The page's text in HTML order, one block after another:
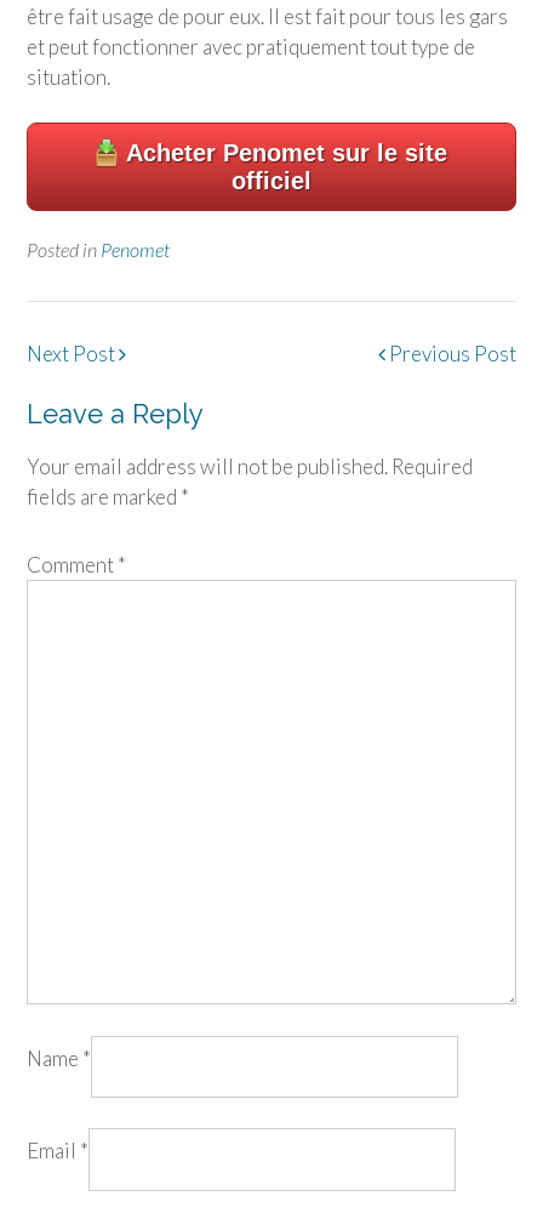
être fait usage de pour eux. Il est fait pour tous les gars
et peut fonctionner avec pratiquement tout type de
situation.
Acheter Penomet sur le site
officiel
Posted in Penomet
Post
Previous Post
Next Post
Leave a Reply
Your email address will not be published. Required
fields are marked *
Comment*
Name *
Email *